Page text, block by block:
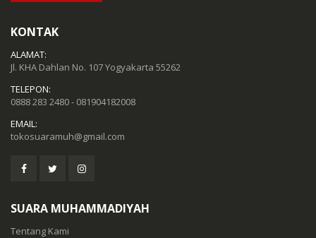
KONTAK
ALAMAT:
Jl. KHA Dahlan No. 107 Yogyakarta 55262
TELEPON:
0888 283 2480 - 081904182008
EMAIL:
tokosuaramuh@gmail.com
SUARA MUHAMMADIYAH
Tentang Kami